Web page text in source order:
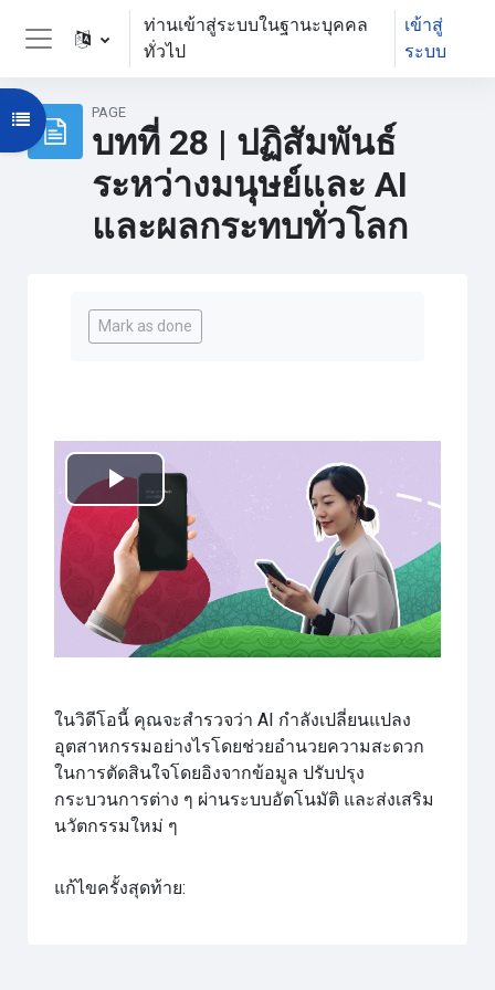
ข้ามไปที่เนื้อหาหลัก
Side panel
ท่านเข้าสู่ระบบในฐานะบุคคล
ทั่วไป
เข้าสู่
ระบบ
PAGE
บทที่ 28 | ปฏิสัมพันธ์
ระหว่างมนุษย์และ AI
และผลกระทบทั่วโลก
Open course index
Mark as done
เล่น
วิดีโอ
ในวิดีโอนี้ คุณจะสำรวจว่า AI กำลังเปลี่ยนแปลง
อุตสาหกรรมอย่างไรโดยช่วยอำนวยความสะดวก
ในการตัดสินใจโดยอิงจากข้อมูล ปรับปรุง
กระบวนการต่าง ๆ ผ่านระบบอัตโนมัติ และส่งเสริม
นวัตกรรมใหม่ ๆ
แก้ไขครั้งสุดท้าย: